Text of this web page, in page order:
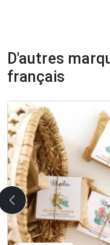
D'autres
français